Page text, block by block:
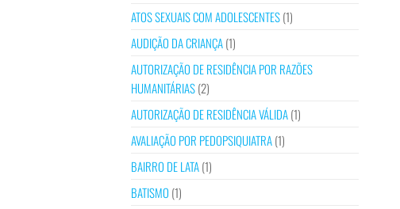
ATOS SEXUAIS COM ADOLESCENTES(1)
AUDIÇÃO DA CRIANÇA(1)
AUTORIZAÇÃO DE RESIDÊNCIA POR RAZÕES
HUMANITÁRIAS(2)
AUTORIZAÇÃO DE RESIDÊNCIA VÁLIDA(1)
AVALIAÇÃO POR PEDOPSIQUIATRA(1)
BAIRRO DE LATA(1)
BATISMO (1)